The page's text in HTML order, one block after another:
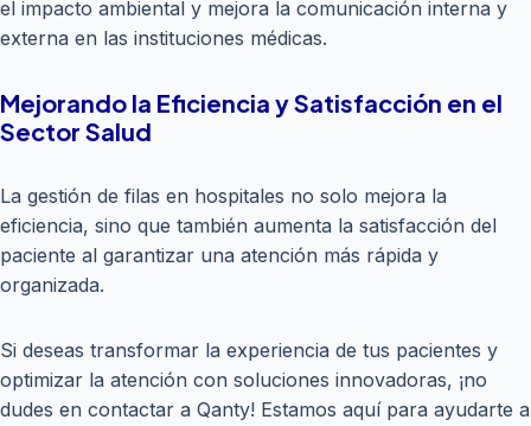
el impacto ambiental y mejora la comunicación interna y
externa en las instituciones médicas.
Mejorando la Eficiencia y Satisfacción en el
Sector Salud
La gestión de filas en hospitales no solo mejora la
eficiencia, sino que también aumenta la satisfacción del
paciente al garantizar una atención más rápida y
organizada.
Si deseas transformar la experiencia de tus pacientes y
optimizar la atención con soluciones innovadoras, ¡no
dudes en contactar a Qanty! Estamos aquí para ayudarte a